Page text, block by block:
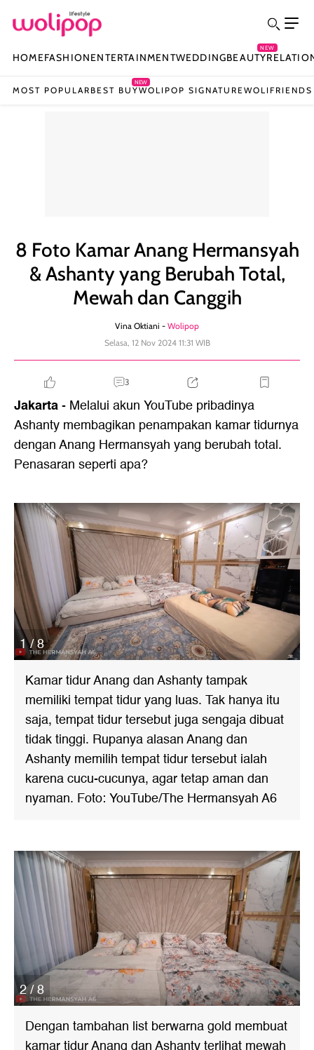
HOMEFASHIONENTERTAINMENTWEDDINGBEAUTY
NEW
MOST POPULAR BEST BUY
NEW
WOLIPOP SIGNATUREWOLIFRIENDS
8 Foto Kamar Anang Hermansyah
& Ashanty yang Berubah Total,
Mewah dan Canggih
Vina Oktiani - Wolipop
Selasa, 12 Nov 2024 11:31 WIB
3
Jakarta- Melalui akun YouTube pribadinya
Ashanty membagikan penampakan kamar tidurnya
dengan Anang Hermansyah yang berubah total.
Penasaran seperti apa?
1 / 8
Kamar tidur Anang dan Ashanty tampak
memiliki tempat tidur yang luas. Tak hanya itu
saja, tempat tidur tersebut juga sengaja dibuat
tidak tinggi. Rupanya alasan Anang dan
Ashanty memilih tempat tidur tersebut ialah
karena cucu-cucunya, agar tetap aman dan
nyaman. Foto: YouTube/The Hermansyah A6
2 / 8
Dengan tambahan list berwarna gold membuat